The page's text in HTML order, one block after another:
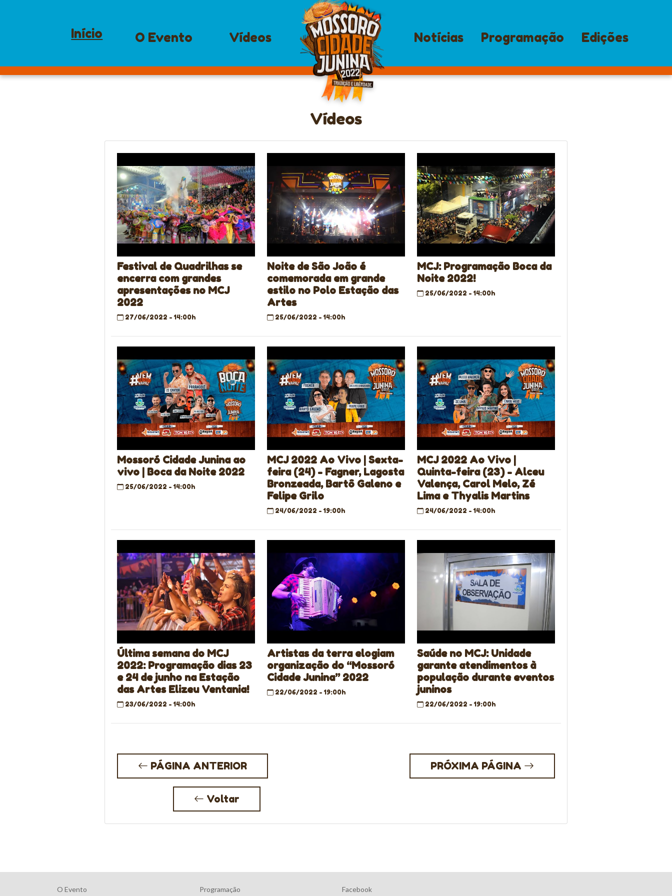
Início O Evento Vídeos Notícias Programação Edições
Vídeos
Festival de Quadrilhas se
encerra com grandes
apresentações no MCJ
2022
27/06/2022 - 14:00h
Noite de São João é
comemorada em grande
estilo no Polo Estação das
Artes
25/06/2022 - 14:00h
MCJ: Programação Boca da
Noite 2022!
25/06/2022 - 14:00h
Mossoró Cidade Junina ao
vivo | Boca da Noite 2022
25/06/2022 - 14:00h
MCJ 2022 Ao Vivo | Sexta-
feira (24) - Fagner, Lagosta
Bronzeada, Bartô Galeno e
Felipe Grilo
24/06/2022 - 19:00h
MCJ 2022 Ao Vivo |
Quinta-feira (23) - Alceu
Valença, Carol Melo, Zé
Lima e Thyalis Martins
24/06/2022 - 14:00h
Última semana do MCJ
2022: Programação dias 23
e 24 de junho na Estação
das Artes Elizeu Ventania!
23/06/2022 - 14:00h
Artistas da terra elogiam
organização do “Mossoró
Cidade Junina” 2022
22/06/2022 - 19:00h
Saúde no MCJ: Unidade
garante atendimentos à
população durante eventos
juninos
22/06/2022 - 19:00h
PÁGINA ANTERIOR PRÓXIMA PÁGINA
Voltar
O Evento
Programação
Facebook